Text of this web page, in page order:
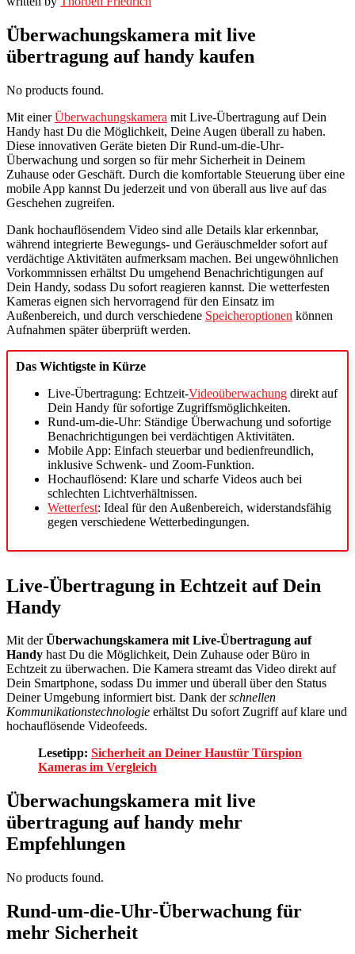
Überwachungskamera mit live
übertragung auf handy kaufen
No products found.
Mit einerÜberwachungskamera mit Live-Übertragung auf Dein
Handy hast Du die Möglichkeit, Deine Augen überall zu haben.
Diese innovativen Geräte bieten Dir Rund-um-die-Uhr-
Überwachung und sorgen so für mehr Sicherheit in Deinem
Zuhause oder Geschäft. Durch die komfortable Steuerung über eine
mobile App kannst Du jederzeit und von überall aus live auf das
Geschehen zugreifen.
Dank hochauflösendem Video sind alle Details klar erkennbar,
während integrierte Bewegungs- und Geräuschmelder sofort auf
verdächtige Aktivitäten aufmerksam machen. Bei ungewöhnlichen
Vorkommnissen erhältst Du umgehend Benachrichtigungen auf
Dein Handy, sodass Du sofort reagieren kannst. Die wetterfesten
Kameras eignen sich hervorragend für den Einsatz im
Außenbereich, und durch verschiedene Speicheroptionen können
Aufnahmen später überprüft werden.
Das Wichtigste in Kürze
Live-Übertragung: Echtzeit-Videoüberwachung direkt auf
Dein Handy für sofortige Zugriffsmöglichkeiten.
Rund-um-die-Uhr: Ständige Überwachung und sofortige
Benachrichtigungen bei verdächtigen Aktivitäten.
Mobile App: Einfach steuerbar und bedienfreundlich,
inklusive Schwenk- und Zoom-Funktion.
Hochauflösend: Klare und scharfe Videos auch bei
schlechten Lichtverhältnissen.
Wetterfest: Ideal für den Außenbereich, widerstandsfähig
gegen verschiedene Wetterbedingungen.
Live-Übertragung in Echtzeit auf Dein
Handy
Mit derÜberwachungskamera mit Live-Übertragung auf
Handy hast Du die Möglichkeit, Dein Zuhause oder Büro in
Echtzeit zu überwachen. Die Kamera streamt das Video direkt auf
Dein Smartphone, sodass Du immer und überall über den Status
Deiner Umgebung informiert bist. Dank derschnellen
Kommunikationstechnologie erhältst Du sofort Zugriff auf klare und
hochauflösende Videofeeds.
Lesetipp: Sicherheit an Deiner Haustür Türspion
Kameras im Vergleich
Überwachungskamera mit live
übertragung auf handy mehr
Empfehlungen
No products found.
Rund-um-die-Uhr-Überwachung für
mehr Sicherheit